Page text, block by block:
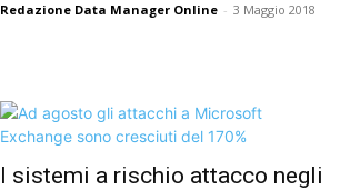
Redazione Data Manager Online - 3 Maggio 2018
I sistemi a rischio attacco negli